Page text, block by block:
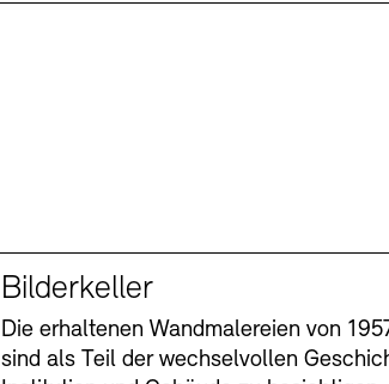
Bilderkeller
Die erhaltenen Wandmalereien von
sind als Teil der wechselvollen